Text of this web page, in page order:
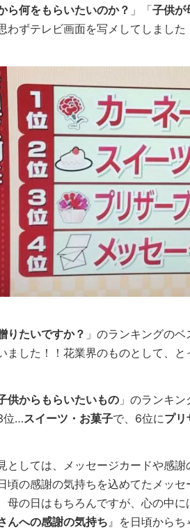
ら何をもらいたいのか？ 」「子供が
わずテレビ画面を写メしてしました
りたいですか？ 」のランキングのベ
ました！！花業界のものとして、
供からもらいたいもの 」のランキン
位…スイーツ・お菓子で、6位にプリ
としては、メッセージカードや感
頃の感謝の気持ちを込めてたメッ
母の日はもちろんですが、心の中
んへの感謝の気持ち』を日頃から